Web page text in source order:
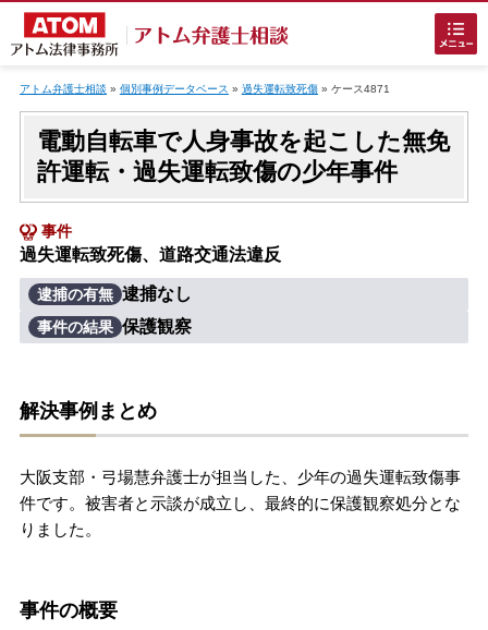
ホームに戻る
刑事事件でお困りの方
刑事事件の無料相談
接見・面会を弁護士に依頼
刑事事件を示談で解決したい
アトムについて
アトム弁護士相談 » 個別事例データベース » 過失運転致死傷» ケース4871
電動自転車で人身事故を起こした無免
許運転・過失運転致傷の少年事件
事件
過失運転致死傷、道路交通法違反
逮捕の有無 逮捕なし
事件の結果 保護観察
解決事例まとめ
大阪支部・弓場慧弁護士が担当した、少年の過失運転致傷事
件です。被害者と示談が成立し、最終的に保護観察処分とな
りました。
事件の概要